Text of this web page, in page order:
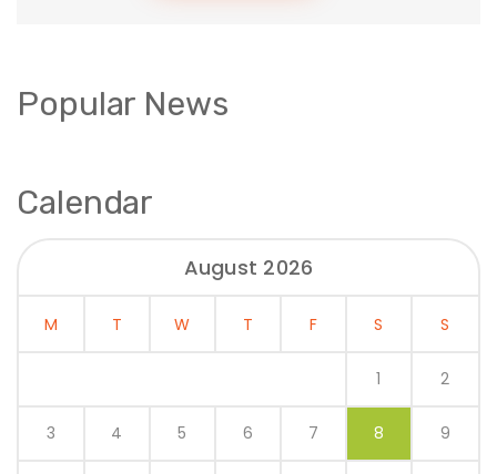
Popular News
Calendar
August 2026
M T W T F S S
1 2
3 4 5 6 7 8 9